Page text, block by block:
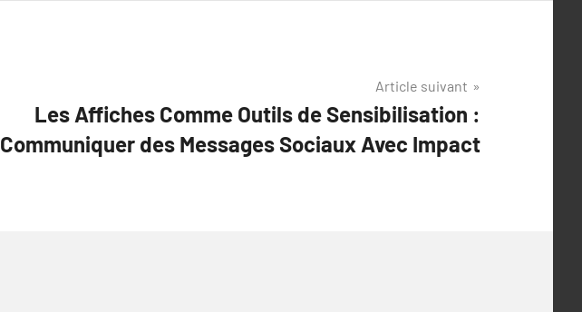
Article suivant
Les Affiches Comme Outils de Sensibilisation :
Communiquer des Messages Sociaux Avec Impact